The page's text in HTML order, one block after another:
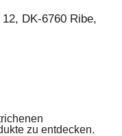
DK-6760 Ribe,
zu entdecken.